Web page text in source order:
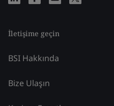
İletişime geçin
BSI Hakkında
Bize Ulaşın